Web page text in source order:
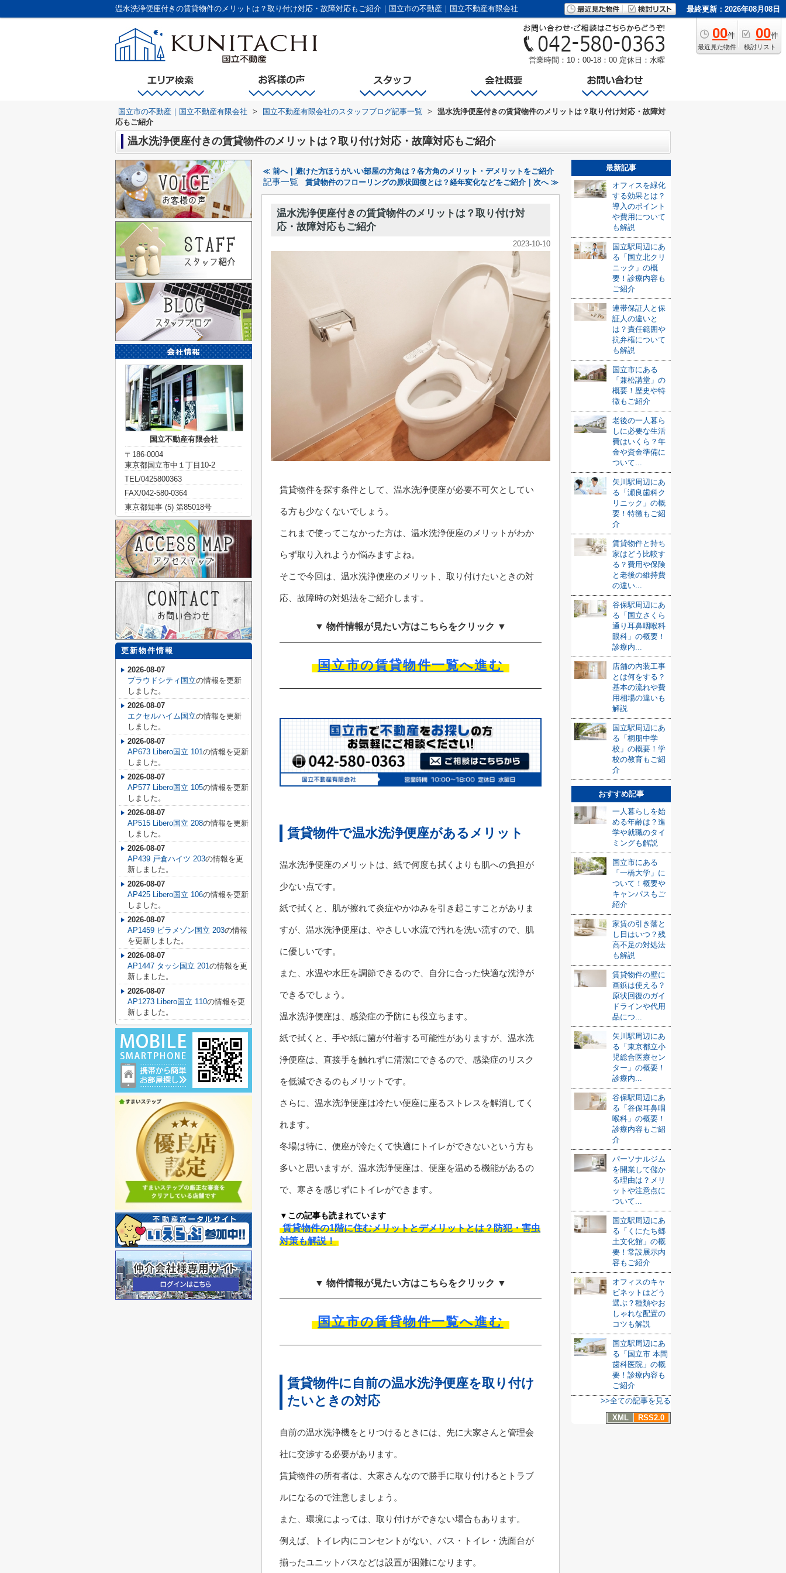
温水洗浄便座付きの賃貸物件のメリットは？取り付け対応・故障対応もご紹介｜国立市の不動産｜国立不動産有限会社 最終更新：2026年08月08日
00件
最近見た物件
00件
検討リスト
営業時間：10：00-18：00 定休日：水曜
国立市の不動産｜国立不動産有限会社 > 国立不動産有限会社のスタッフブログ記事一覧 >
温水洗浄便座付きの賃貸物件のメリットは？取り付け対応・故障対
応もご紹介
温水洗浄便座付きの賃貸物件のメリットは？取り付け対応・故障対応もご紹介
≪ 前へ｜避けた方ほうがいい部屋の方角は？各方角のメリット・デメリットをご紹介
記事一覧 賃貸物件のフローリングの原状回復とは？経年変化などをご紹介｜次へ ≫
温水洗浄便座付きの賃貸物件のメリットは？取り付け対
応・故障対応もご紹介
2023-10-10
賃貸物件を探す条件として、温水洗浄便座が必要不可欠としてい
る方も少なくないでしょう。
これまで使ってこなかった方は、温水洗浄便座のメリットがわか
らず取り入れようか悩みますよね。
そこで今回は、温水洗浄便座のメリット、取り付けたいときの対
応、故障時の対処法をご紹介します。
▼ 物件情報が見たい方はこちらをクリック ▼
国立市の賃貸物件一覧へ進む
賃貸物件で温水洗浄便座があるメリット
温水洗浄便座のメリットは、紙で何度も拭くよりも肌への負担が
少ない点です。
紙で拭くと、肌が擦れて炎症やかゆみを引き起こすことがありま
すが、温水洗浄便座は、やさしい水流で汚れを洗い流すので、肌
に優しいです。
また、水温や水圧を調節できるので、自分に合った快適な洗浄が
できるでしょう。
温水洗浄便座は、感染症の予防にも役立ちます。
紙で拭くと、手や紙に菌が付着する可能性がありますが、温水洗
浄便座は、直接手を触れずに清潔にできるので、感染症のリスク
を低減できるのもメリットです。
さらに、温水洗浄便座は冷たい便座に座るストレスを解消してく
れます。
冬場は特に、便座が冷たくて快適にトイレができないという方も
多いと思いますが、温水洗浄便座は、便座を温める機能があるの
で、寒さを感じずにトイレができます。
▼この記事も読まれています
賃貸物件の1階に住むメリットとデメリットとは？防犯・害虫
対策も解説！
▼ 物件情報が見たい方はこちらをクリック ▼
国立市の賃貸物件一覧へ進む
賃貸物件に自前の温水洗浄便座を取り付け
たいときの対応
自前の温水洗浄機をとりつけるときには、先に大家さんと管理会
社に交渉する必要があります。
賃貸物件の所有者は、大家さんなので勝手に取り付けるとトラブ
ルになるので注意しましょう。
また、環境によっては、取り付けができない場合もあります。
例えば、トイレ内にコンセントがない、バス・トイレ・洗面台が
揃ったユニットバスなどは設置が困難になります。
最新記事
オフィスを緑化
する効果とは？
導入のポイント
や費用について
も解説
国立駅周辺にあ
る「国立北クリ
ニック」の概
要！診療内容も
ご紹介
連帯保証人と保
証人の違いと
は？責任範囲や
抗弁権について
も解説
国立市にある
「兼松講堂」の
概要！歴史や特
徴もご紹介
老後の一人暮ら
しに必要な生活
費はいくら？年
金や資金準備に
ついて...
矢川駅周辺にあ
る「瀬良歯科ク
リニック」の概
要！特徴もご紹
介
賃貸物件と持ち
家はどう比較す
る？費用や保険
と老後の維持費
の違い...
谷保駅周辺にあ
る「国立さくら
通り耳鼻咽喉科
眼科」の概要！
診療内...
店舗の内装工事
とは何をする？
基本の流れや費
用相場の違いも
解説
国立駅周辺にあ
る「桐朋中学
校」の概要！学
校の教育もご紹
介
おすすめ記事
一人暮らしを始
める年齢は？進
学や就職のタイ
ミングも解説
国立市にある
「一橋大学」に
ついて！概要や
キャンパスもご
紹介
家賃の引き落と
し日はいつ？残
高不足の対処法
も解説
賃貸物件の壁に
画鋲は使える？
原状回復のガイ
ドラインや代用
品につ...
矢川駅周辺にあ
る「東京都立小
児総合医療セン
ター」の概要！
診療内...
谷保駅周辺にあ
る「谷保耳鼻咽
喉科」の概要！
診療内容もご紹
介
パーソナルジム
を開業して儲か
る理由は？メリ
ットや注意点に
ついて...
国立駅周辺にあ
る「くにたち郷
土文化館」の概
要！常設展示内
容もご紹介
オフィスのキャ
ビネットはどう
選ぶ？種類やお
しゃれな配置の
コツも解説
国立駅周辺にあ
る「国立市 本間
歯科医院」の概
要！診療内容も
ご紹介
>>全ての記事を見る
XML
RSS2.0
国立不動産有限会社
〒186-0004
東京都国立市中１丁目10-2
TEL/0425800363
FAX/042-580-0364
東京都知事 (5) 第85018号
更新物件情報
2026-08-07
プラウドシティ国立の情報を更新
しました。
2026-08-07
エクセルハイム国立の情報を更新
しました。
2026-08-07
AP673 Libero国立 101の情報を更新
しました。
2026-08-07
AP577 Libero国立 105の情報を更新
しました。
2026-08-07
AP515 Libero国立 208の情報を更新
しました。
2026-08-07
AP439 戸倉ハイツ 203の情報を更
新しました。
2026-08-07
AP425 Libero国立 106の情報を更新
しました。
2026-08-07
AP1459 ビラメゾン国立 203の情報
を更新しました。
2026-08-07
AP1447 タッシ国立 201の情報を更
新しました。
2026-08-07
AP1273 Libero国立 110の情報を更
新しました。